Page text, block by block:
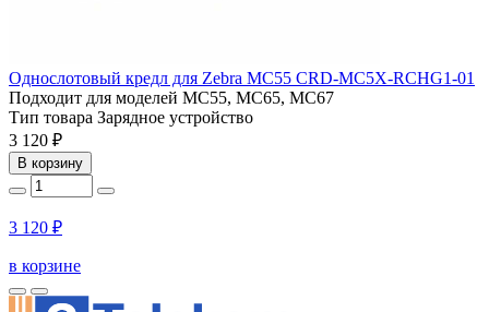
Однослотовый кредл для Zebra MC55 CRD-MC5X-RCHG1-01
Подходит для моделей MC55, MC65, MC67
Тип товара Зарядное устройство
3 120 ₽
В корзину
3 120 ₽
в корзине